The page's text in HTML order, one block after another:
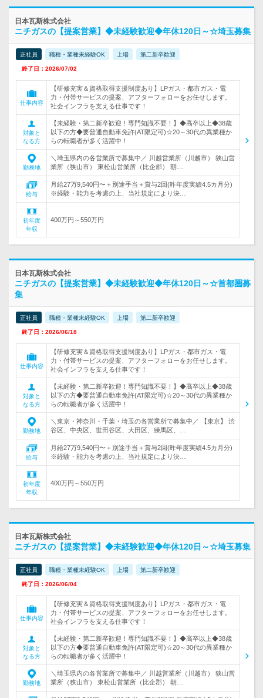
日本瓦斯株式会社
ニチガスの【提案営業】◆未経験歓迎◆年休120日～☆埼玉募集
正社員 職種・業種未経験OK 上場 第二新卒歓迎
終了日：2026/07/02
仕事内容
【研修充実＆資格取得支援制度あり】LPガス・都市ガス・電
力・付帯サービスの提案、アフターフォローをお任せします。
社会インフラを支える仕事です！
対象と
なる方
【未経験・第二新卒歓迎！専門知識不要！】◆高卒以上◆38歳
以下の方◆要普通自動車免許(AT限定可)☆20～30代の異業種か
らの転職者が多く活躍中！
勤務地
＼埼玉県内の各営業所で募集中／ 川越営業所（川越市） 狭山営
業所（狭山市） 東松山営業所（比企郡） 朝…
給与
月給27万9,540円〜＋別途手当＋賞与2回(昨年度実績4.5カ月分)
※経験・能力を考慮の上、当社規定により決…
初年度
年収
400万円～550万円
日本瓦斯株式会社
ニチガスの【提案営業】◆未経験歓迎◆年休120日～☆首都圏募
集
正社員 職種・業種未経験OK 上場 第二新卒歓迎
終了日：2026/06/18
仕事内容
【研修充実＆資格取得支援制度あり】LPガス・都市ガス・電
力・付帯サービスの提案、アフターフォローをお任せします。
社会インフラを支える仕事です！
対象と
なる方
【未経験・第二新卒歓迎！専門知識不要！】◆高卒以上◆38歳
以下の方◆要普通自動車免許(AT限定可)☆20～30代の異業種か
らの転職者が多く活躍中！
勤務地
＼東京・神奈川・千葉・埼玉の各営業所で募集中／ 【東京】 渋
谷区、中央区、世田谷区、大田区、練馬区、…
給与
月給27万9,540円〜＋別途手当＋賞与2回(昨年度実績4.5カ月分)
※経験・能力を考慮の上、当社規定により決…
初年度
年収
400万円～550万円
日本瓦斯株式会社
ニチガスの【提案営業】◆未経験歓迎◆年休120日～☆埼玉募集
正社員 職種・業種未経験OK 上場 第二新卒歓迎
終了日：2026/06/04
仕事内容
【研修充実＆資格取得支援制度あり】LPガス・都市ガス・電
力・付帯サービスの提案、アフターフォローをお任せします。
社会インフラを支える仕事です！
対象と
なる方
【未経験・第二新卒歓迎！専門知識不要！】◆高卒以上◆38歳
以下の方◆要普通自動車免許(AT限定可)☆20～30代の異業種か
らの転職者が多く活躍中！
勤務地
＼埼玉県内の各営業所で募集中／ 川越営業所（川越市） 狭山営
業所（狭山市） 東松山営業所（比企郡） 朝…